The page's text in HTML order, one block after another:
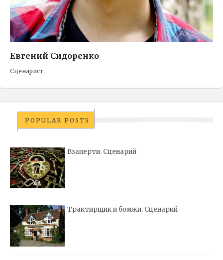
Евгений Сидоренко
Сценарист
POPULAR POSTS
Взаперти. Сценарий
Трактирщик и бомжи. Сценарий